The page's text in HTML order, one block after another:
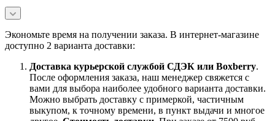
Экономьте время на получении заказа. В интернет-магазине
доступно 2 варианта доставки:
Доставка курьерской службой СДЭК или Boxberry.
После оформления заказа, наш менеджер свяжется с
вами для выбора наиболее удобного варианта доставки.
Можно выбрать доставку с примеркой, частичным
выкупом, к точному времени, в пункт выдачи и многое